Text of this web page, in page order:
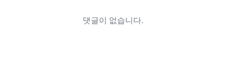
댓글이 없습니다.